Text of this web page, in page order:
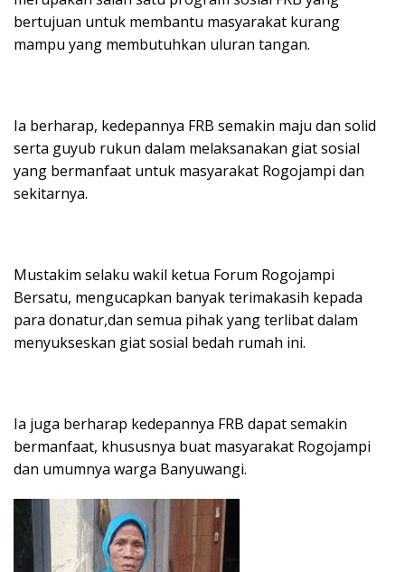
bertujuan untuk membantu masyarakat kurang
mampu yang membutuhkan uluran tangan.
Ia berharap, kedepannya FRB semakin maju dan solid
serta guyub rukun dalam melaksanakan giat sosial
yang bermanfaat untuk masyarakat Rogojampi dan
sekitarnya.
Mustakim selaku wakil ketua Forum Rogojampi
Bersatu, mengucapkan banyak terimakasih kepada
para donatur,dan semua pihak yang terlibat dalam
menyukseskan giat sosial bedah rumah ini.
Ia juga berharap kedepannya FRB dapat semakin
bermanfaat, khususnya buat masyarakat Rogojampi
dan umumnya warga Banyuwangi.